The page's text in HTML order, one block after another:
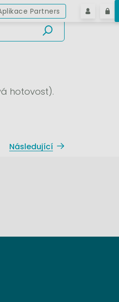
Partners
hotovost).
Následující